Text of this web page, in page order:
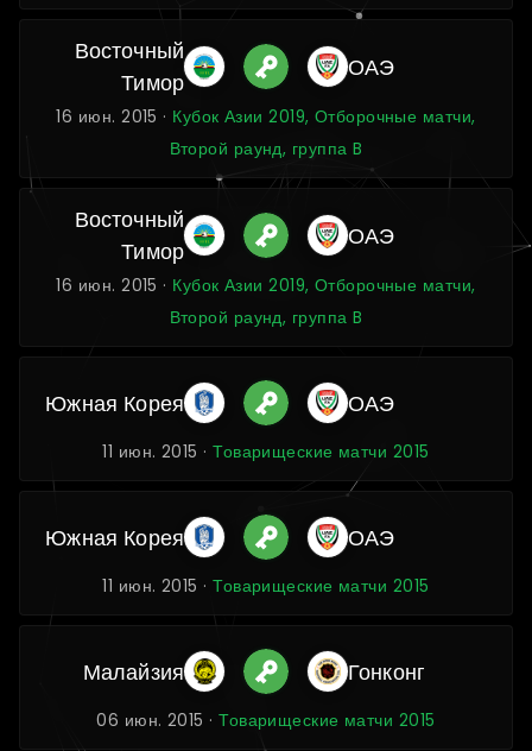
Восточный
Тимор
ОАЭ
16 июн. 2015 · Кубок Азии 2019, Отборочные матчи,
Второй раунд, группа B
Восточный
Тимор
ОАЭ
16 июн. 2015 · Кубок Азии 2019, Отборочные матчи,
Второй раунд, группа B
Южная Корея ОАЭ
11 июн. 2015 ·Товарищеские матчи 2015
Южная Корея ОАЭ
11 июн. 2015 ·Товарищеские матчи 2015
Малайзия Гонконг
06 июн. 2015 ·Товарищеские матчи 2015